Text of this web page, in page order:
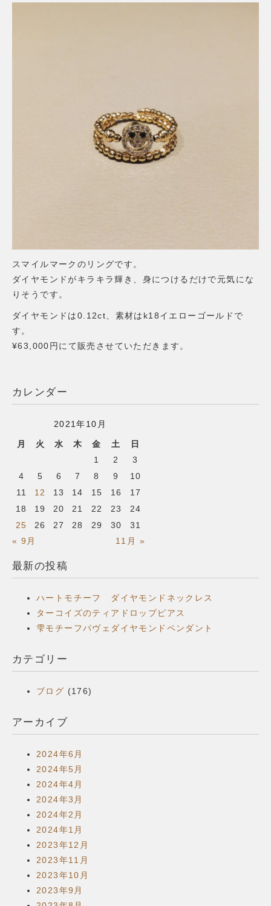
スマイルマークのリングです。
ダイヤモンドがキラキラ輝き、身につけるだけで元気にな
りそうです。
ダイヤモンドは0.12ct、素材はk18イエローゴールドで
す。
¥63,000円にて販売させていただきます。
カレンダー
2021年10月
月 火 水 木 金 土 日
« 9月 11月 »
1 2
3
4
5 6 7 8 9
10
11
12 13 14 15 16
17
18
19 20 21 22 23
24
25
26 27 28 29 30 31
最新の投稿
ハートモチーフ ダイヤモンドネックレス
ターコイズのティアドロップピアス
雫モチーフパヴェダイヤモンドペンダント
カテゴリー
ブログ (176)
アーカイブ
2024年6月
2024年5月
2024年4月
2024年3月
2024年2月
2024年1月
2023年12月
2023年11月
2023年10月
2023年9月